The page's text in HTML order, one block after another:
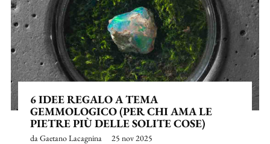
6 IDEE REGALO A TEMA
GEMMOLOGICO (PER CHI AMA LE
PIETRE PIÙ DELLE SOLITE COSE)
da Gaetano Lacagnina 25 nov 2025